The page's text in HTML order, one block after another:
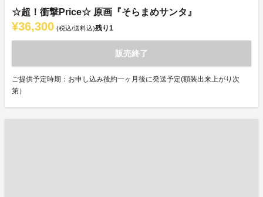
☆超！衝撃Price☆ 原画『そらまめサンタ』
¥36,300 (税込/送料込)残り1
販売終了
ご提供予定時期：お申し込み後約一ヶ月後に発送予定(額装出来上がり次
第）